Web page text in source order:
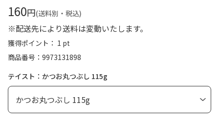
160円(送料別・税込)
※配送先により送料は変動いたします。
獲得ポイント： 1 pt
商品番号
9973131898
テイスト：かつお丸つぶし 115g